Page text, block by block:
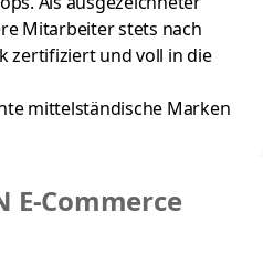
Mitarbeiter stets nach
zertifiziert und voll in die
mittelständische Marken
E-Commerce